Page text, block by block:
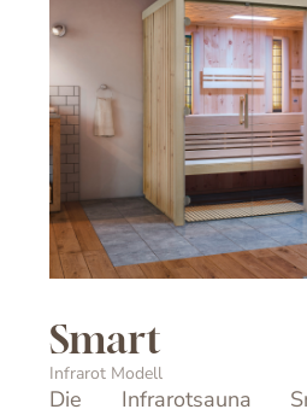
Smart
Infrarot Modell
Die Infrarotsauna